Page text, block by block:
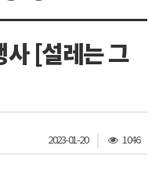
[설레는 그
2023-01-20
조
회
1046